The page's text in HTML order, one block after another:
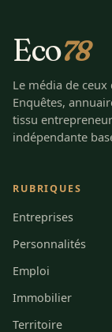
Eco78
Le média de
Enquêtes,
tissu
indépendante
RUBRIQUES
Entreprises
Personnalités
Emploi
Immobilier
Territoire